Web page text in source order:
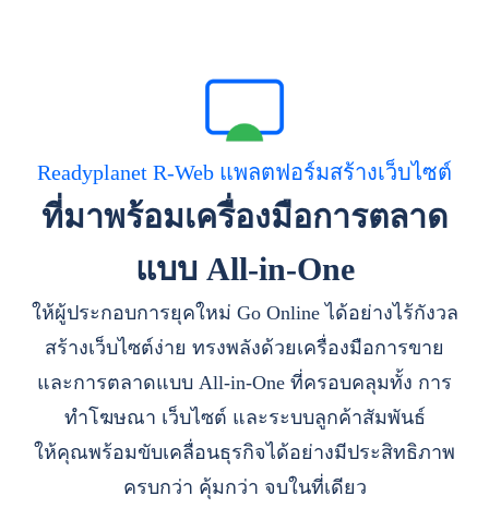
Readyplanet R-Web แพลตฟอร์มสร้างเว็บไซต์
ที่มาพร้อมเครื่องมือการตลาด
แบบ All-in-One
ให้ผู้ประกอบการยุคใหม่ Go Online ได้อย่างไร้กังวล
สร้างเว็บไซต์ง่าย ทรงพลังด้วยเครื่องมือการขาย
และการตลาดแบบ All-in-One ที่ครอบคลุมทั้ง การ
ทำโฆษณา เว็บไซต์ และระบบลูกค้าสัมพันธ์
ให้คุณพร้อมขับเคลื่อนธุรกิจได้อย่างมีประสิทธิภาพ
ครบกว่า คุ้มกว่า จบในที่เดียว